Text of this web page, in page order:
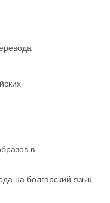
в
на болгарский язык